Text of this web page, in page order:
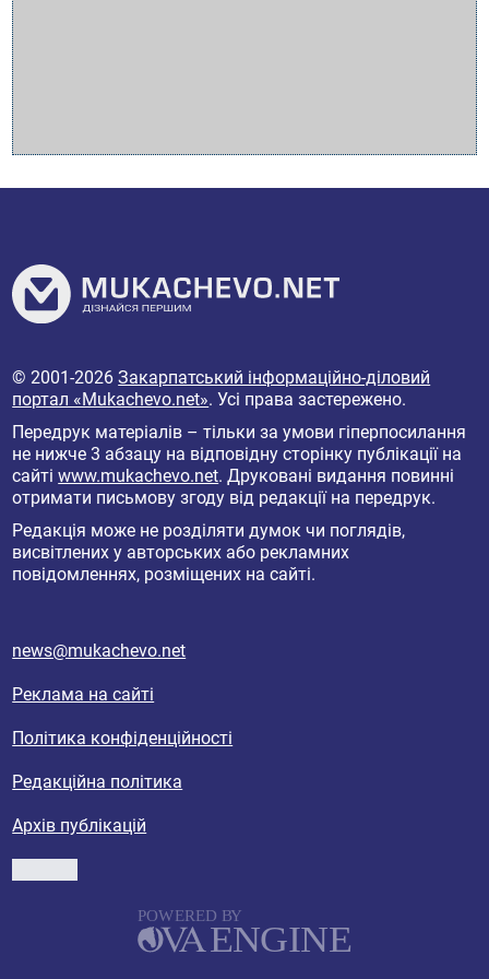
© 2001-2026Закарпатський інформаційно-діловий
портал «Mukachevo.net». Усі права застережено.
Передрук матеріалів – тільки за умови гіперпосилання
не нижче 3 абзацу на відповідну сторінку публікації на
сайтіwww.mukachevo.net. Друковані видання повинні
отримати письмову згоду від редакції на передрук.
Редакція може не розділяти думок чи поглядів,
висвітлених у авторських або рекламних
повідомленнях, розміщених на сайті.
news@mukachevo.net
Реклама на сайті
Політика конфіденційності
Редакційна політика
Архів публікацій